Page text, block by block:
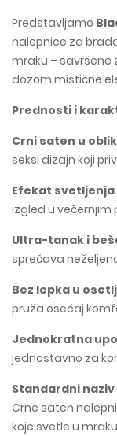
Predstavljamo
nalepnice za
mraku – savršene
dozom mistične
Prednosti i
Crni saten u
seksi dizajn koji
Efekat svetljenja
izgled u večernjim
Ultra-tanak i
sprečava
Bez lepka u
pruža osećaj
Jednokratna
jednostavno za
Standardni
Crne saten
koje svetle u